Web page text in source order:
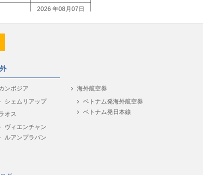
2026 年08月07日
2026 年08月07日
2026 年08月07日
2026 年08月07日
2026 年08月07日
2026 年08月07日
2026 年08月07日
ンボジア
シェムリアップ
オス
ヴィエンチャン
ルアンプラバン
海外航空券
ベトナム発海外航空券
ベトナム発日本線